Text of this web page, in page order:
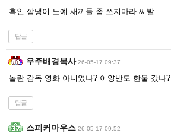
흑인 깜댕이 노예 새끼들 좀 쓰지마라 씨발
답글
우주배경복사 26-05-17 09:37
놀란 감독 영화 아니였나? 이양반도 한물 갔나?
답글
스피커마우스 26-05-17 09:52